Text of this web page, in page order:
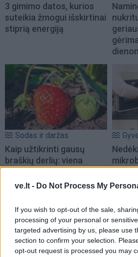
ve.lt - Do Not Process My
If you wish to opt-out of the sale,
processing of your personal or
targeted advertising by us, please use
section to confirm your selection.
opt-out request is processed you may
3 gimimo datos, kurios
suteikia žmogui išskirtinai
stiprią energiją
Sodas ir daržas
Kaip užtikrinti gausų
braškių derlių: viena
nulems viską